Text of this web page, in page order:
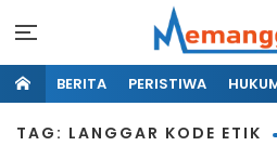
BERITA PERISTIWA
TAG: LANGGAR KODE ETIK